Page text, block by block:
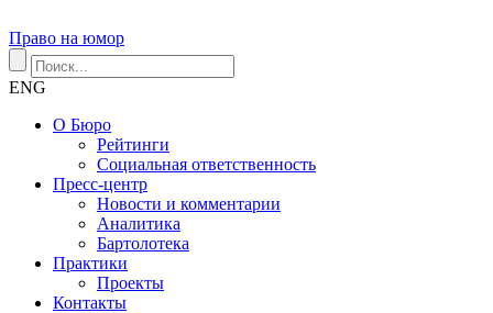
Право на юмор
ENG
О Бюро
Рейтинги
Социальная ответственность
Пресс-центр
Новости и комментарии
Аналитика
Бартолотека
Практики
Проекты
Контакты